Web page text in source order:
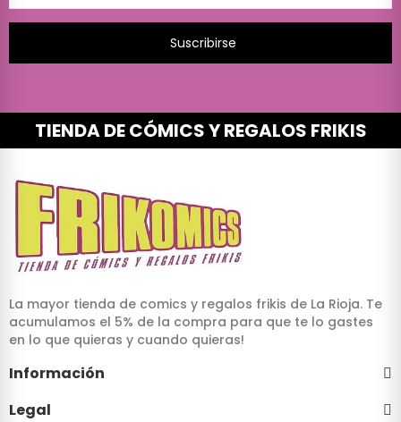
Suscribirse
TIENDA DE CÓMICS Y REGALOS FRIKIS
La mayor tienda de comics y regalos frikis de La Rioja. Te
acumulamos el 5% de la compra para que te lo gastes
en lo que quieras y cuando quieras!
Información
Legal